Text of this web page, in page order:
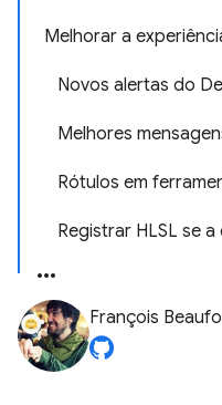
Melhorar a
Novos alertas do
Melhores
Rótulos em
Registrar HLSL se
François